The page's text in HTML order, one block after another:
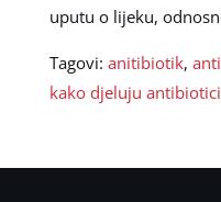
uputu o lijeku,
Tagovi: anitibiotik,
kako djeluju antibiotici